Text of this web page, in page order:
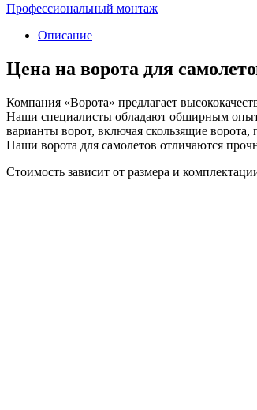
Профессиональный монтаж
Описание
Цена на ворота для
Компания «Ворота» предлагает
Наши специалисты обладают обширным
варианты ворот, включая скользящие
Наши ворота для самолетов отличаются
Стоимость зависит от размера и